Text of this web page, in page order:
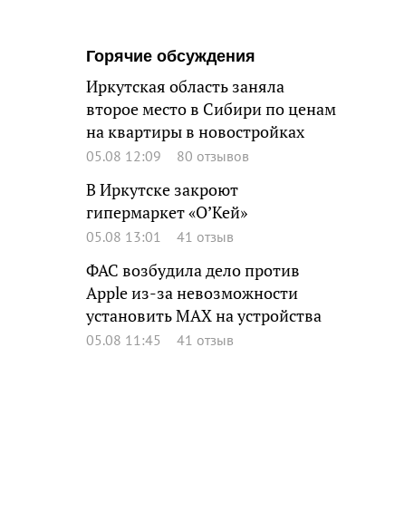
Горячие обсуждения
Иркутская область заняла
второе место в Сибири по ценам
на квартиры в новостройках
05.08 12:09 80 отзывов
В Иркутске закроют
гипермаркет «О’Кей»
05.08 13:01 41 отзыв
ФАС возбудила дело против
Apple из-за невозможности
установить MAX на устройства
05.08 11:45 41 отзыв